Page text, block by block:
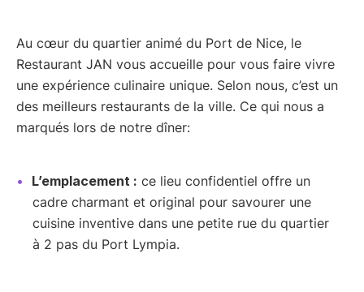
Au cœur du quartier animé du Port de Nice, le
Restaurant JAN vous accueille pour vous faire vivre
une expérience culinaire unique. Selon nous, c’est un
des meilleurs restaurants de la ville. Ce qui nous a
marqués lors de notre dîner:
L’emplacement : ce lieu confidentiel offre un
cadre charmant et original pour savourer une
cuisine inventive dans une petite rue du quartier
à 2 pas du Port Lympia.